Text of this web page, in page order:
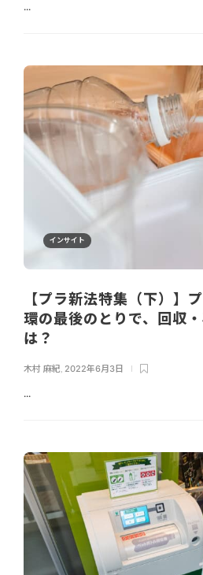
...
インサイト
【プラ新法特集（下）】
環の最後のとりで、回収
は？
木村 麻紀 2022年6月3日
...